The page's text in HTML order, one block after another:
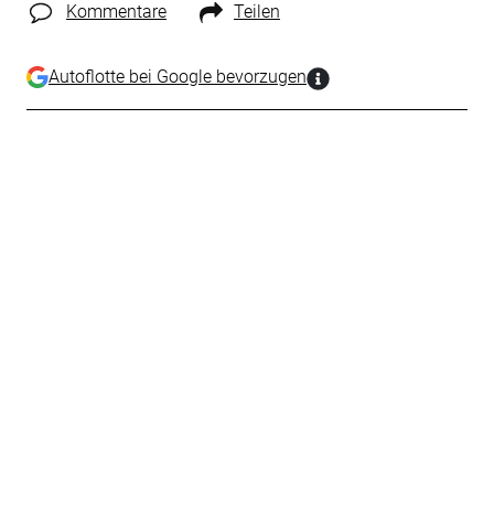
Kommentare Teilen
Autoflotte bei Google bevorzugen